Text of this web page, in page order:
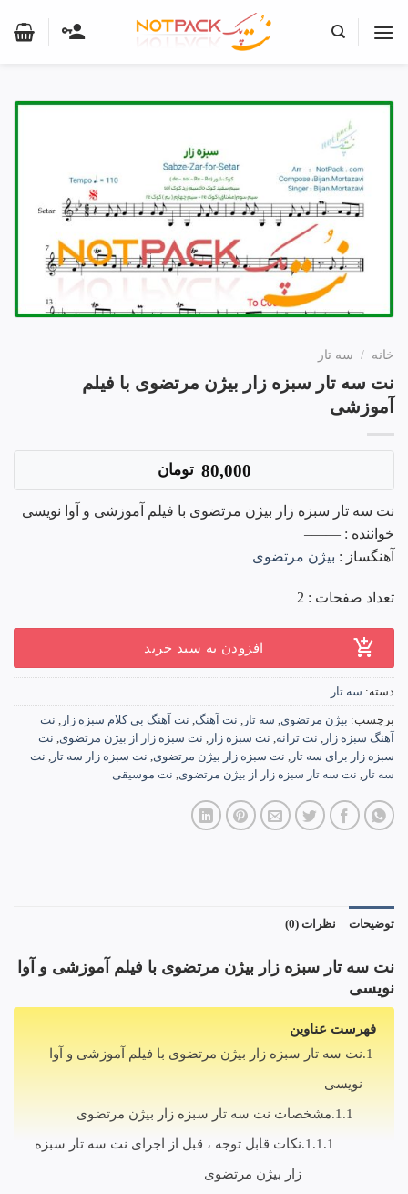
خانه / سه تار
نت سه تار سبزه زار بیژن مرتضوی با فیلم
آموزشی
80,000 تومان
نت سه تار سبزه زار بیژن مرتضوی با فیلم آموزشی و آوا نویسی
خواننده : ——–
آهنگساز : بیژن مرتضوی
تعداد صفحات : 2
افزودن به سبد خرید
دسته: سه تار
برچسب: بیژن مرتضوی, سه تار , نت آهنگ, نت آهنگ بی کلام سبزه زار , نت
آهنگ سبزه زار , نت ترانه, نت سبزه زار , نت سبزه زار از بیژن مرتضوی, نت
سبزه زار برای سه تار , نت سبزه زار بیژن مرتضوی, نت سبزه زار سه تار , نت
سه تار , نت سه تار سبزه زار از بیژن مرتضوی, نت موسیقی
توضیحات نظرات (0)
نت سه تار سبزه زار بیژن مرتضوی با فیلم آموزشی و آوا
نویسی
فهرست عناوین
نت سه تار سبزه زار بیژن مرتضوی با فیلم آموزشی و آوا
نویسی
مشخصات نت سه تار سبزه زار بیژن مرتضوی
نکات قابل توجه ، قبل از اجرای نت سه تار سبزه
زار بیژن مرتضوی